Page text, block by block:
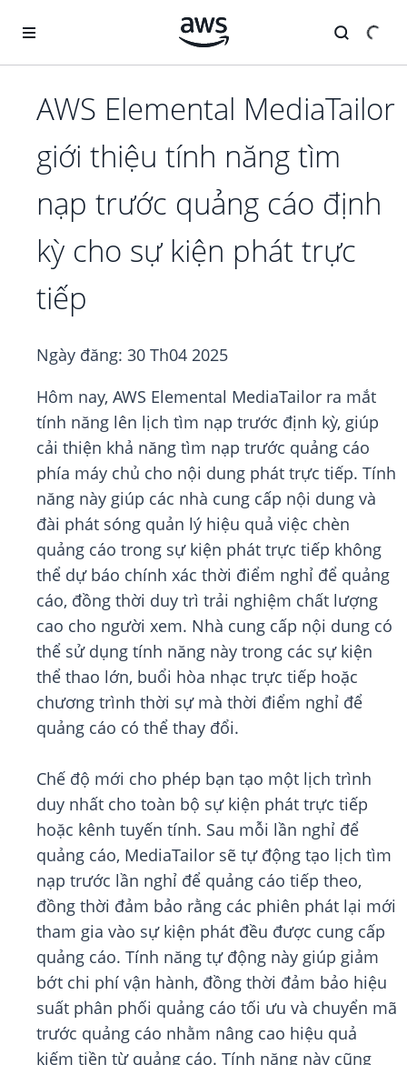
AWS Elemental MediaTailor
giới thiệu tính năng tìm
nạp trước quảng cáo định
kỳ cho sự kiện phát trực
tiếp
Ngày đăng: 30 Th04 2025
Hôm nay, AWS Elemental MediaTailor ra mắt
tính năng lên lịch tìm nạp trước định kỳ, giúp
cải thiện khả năng tìm nạp trước quảng cáo
phía máy chủ cho nội dung phát trực tiếp. Tính
năng này giúp các nhà cung cấp nội dung và
đài phát sóng quản lý hiệu quả việc chèn
quảng cáo trong sự kiện phát trực tiếp không
thể dự báo chính xác thời điểm nghỉ để quảng
cáo, đồng thời duy trì trải nghiệm chất lượng
cao cho người xem. Nhà cung cấp nội dung có
thể sử dụng tính năng này trong các sự kiện
thể thao lớn, buổi hòa nhạc trực tiếp hoặc
chương trình thời sự mà thời điểm nghỉ để
quảng cáo có thể thay đổi.
Chế độ mới cho phép bạn tạo một lịch trình
duy nhất cho toàn bộ sự kiện phát trực tiếp
hoặc kênh tuyến tính. Sau mỗi lần nghỉ để
quảng cáo, MediaTailor sẽ tự động tạo lịch tìm
nạp trước lần nghỉ để quảng cáo tiếp theo,
đồng thời đảm bảo rằng các phiên phát lại mới
tham gia vào sự kiện phát đều được cung cấp
quảng cáo. Tính năng tự động này giúp giảm
bớt chi phí vận hành, đồng thời đảm bảo hiệu
suất phân phối quảng cáo tối ưu và chuyển mã
trước quảng cáo nhằm nâng cao hiệu quả
kiếm tiền từ quảng cáo. Tính năng này cũng